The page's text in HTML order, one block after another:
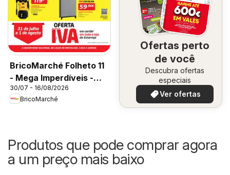
BricoMarché Folheto 11
- Mega Imperdíveis -
Estarreja
30/07 - 16/08/2026
BricoMarché
Ofertas perto
de você
Descubra ofertas
especiais
Ver ofertas
Produtos que pode comprar agora
a um preço mais baixo